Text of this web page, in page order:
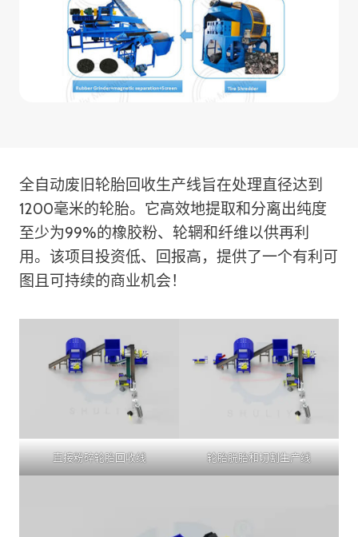
全自动废旧轮胎回收生产线旨在处理直径达到
1200毫米的轮胎。它高效地提取和分离出纯度
至少为99%的橡胶粉、轮辋和纤维以供再利
用。该项目投资低、回报高，提供了一个有利可
图且可持续的商业机会！
直接粉碎轮胎回收线 轮胎脱胎和切割生产线